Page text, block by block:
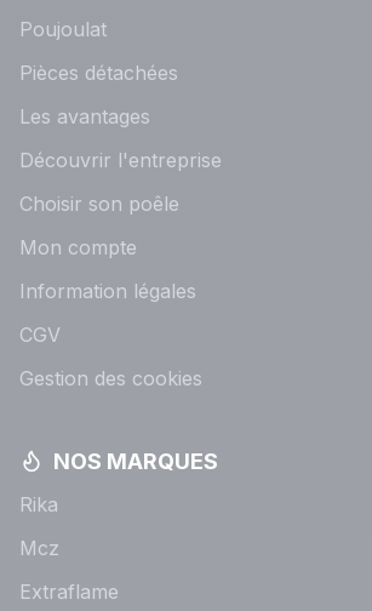
Poujoulat
Pièces détachées
Les avantages
Découvrir l'entreprise
Choisir son poêle
Mon compte
Information légales
CGV
Gestion des cookies
NOS MARQUES
Rika
Mcz
Extraflame